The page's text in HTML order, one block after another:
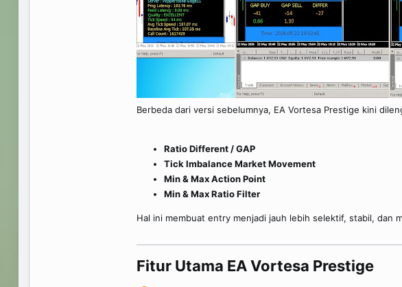
Berbeda dari versi sebelumnya, EA Vortesa Prestige kini
Ratio Different / GAP
Tick Imbalance Market Movement
Min & Max Action Point
Min & Max Ratio Filter
Hal ini membuat entry menjadi jauh lebih selektif, stabil, dan
Fitur Utama EA Vortesa Prestige​